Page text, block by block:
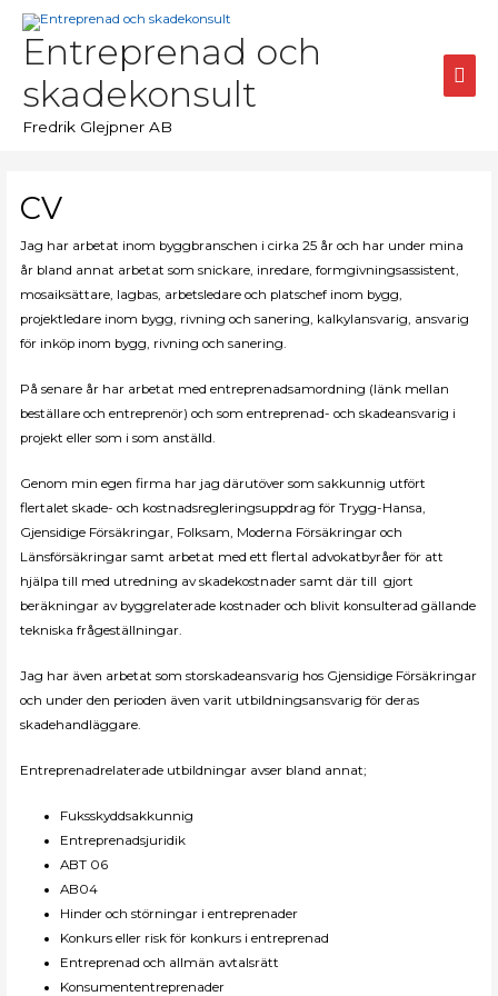
Hoppa
innehållEntreprenad och
skadekonsult
Fredrik Glejpner AB
CV
Jag har arbetat inom byggbranschen i cirka 25 år och har under mina
år bland annat arbetat som snickare, inredare, formgivningsassistent,
mosaiksättare, lagbas, arbetsledare och platschef inom bygg,
projektledare inom bygg, rivning och sanering, kalkylansvarig, ansvarig
för inköp inom bygg, rivning och sanering.
På senare år har arbetat med entreprenadsamordning (länk mellan
beställare och entreprenör) och som entreprenad- och skadeansvarig i
projekt eller som i som anställd.
Genom min egen firma har jag därutöver som sakkunnig utfört
flertalet skade- och kostnadsregleringsuppdrag för Trygg-Hansa,
Gjensidige Försäkringar, Folksam, Moderna Försäkringar och
Länsförsäkringar samt arbetat med ett flertal advokatbyråer för att
hjälpa till med utredning av skadekostnader samt där till gjort
beräkningar av byggrelaterade kostnader och blivit konsulterad gällande
tekniska frågeställningar.
Jag har även arbetat som storskadeansvarig hos Gjensidige Försäkringar
och under den perioden även varit utbildningsansvarig för deras
skadehandläggare.
Entreprenadrelaterade utbildningar avser bland annat;
Fuksskyddsakkunnig
Entreprenadsjuridik
ABT 06
AB04
Hinder och störningar i entreprenader
Konkurs eller risk för konkurs i entreprenad
Entreprenad och allmän avtalsrätt
Konsumententreprenader